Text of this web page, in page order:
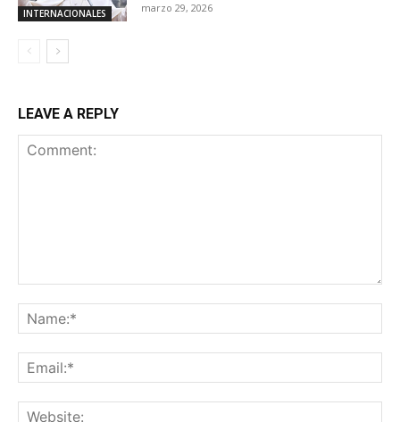
INTERNACIONALES marzo 29, 2026
LEAVE A REPLY